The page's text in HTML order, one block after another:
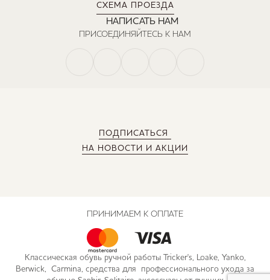
ПОДПИСАТЬСЯ
НА НОВОСТИ И АКЦИИ
СХЕМА ПРОЕЗДА
НАПИСАТЬ НАМ
ПРИСОЕДИНЯЙТЕСЬ К НАМ
Классическая обувь ручной работы Tricker's, Loake, Yanko,
Berwick, Carmina, средства для профессионального ухода за
ПРИНИМАЕМ К ОПЛАТЕ